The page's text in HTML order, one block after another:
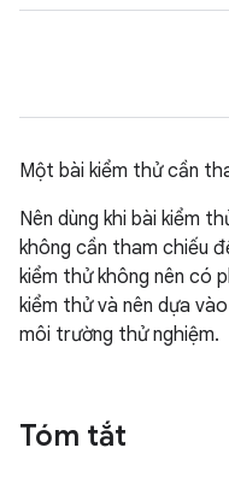
Một bài kiểm thử cần
Nên dùng khi bài kiểm
không cần tham chiếu
kiểm thử không nên có
kiểm thử và nên dựa vào
môi trường thử nghiệm.
Tóm tắt